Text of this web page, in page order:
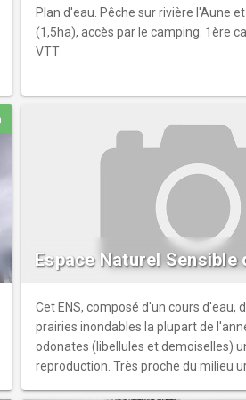
Plan d'eau. Pêche sur rivière l'Aune
(1,5ha), accès par le camping. 1ère
VTT
Espace Naturel Sensible
Cet ENS, composé d'un cours d'eau,
prairies inondables la plupart de
odonates (libellules et demoiselles)
reproduction. Très proche du milieu